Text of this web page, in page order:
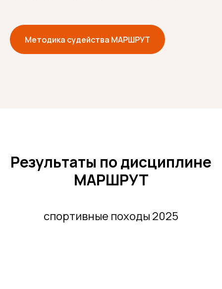
Методика судейства МАРШРУТ
Результаты по дисциплине
МАРШРУТ
спортивные походы 2025